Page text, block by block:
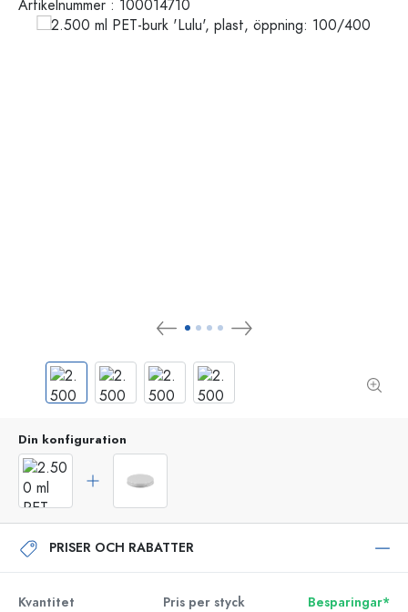
Artikelnummer : 100014710
Din konfiguration
PRISER OCH RABATTER
Kvantitet Pris per styck
Besparingar*